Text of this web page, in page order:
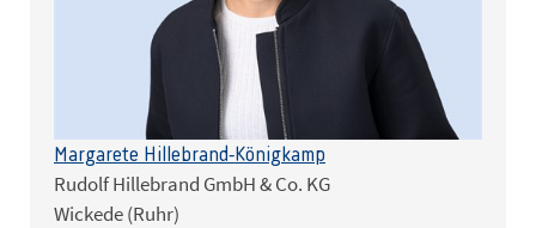
Margarete Hillebrand-Königkamp
Rudolf Hillebrand GmbH & Co. KG
Wickede (Ruhr)